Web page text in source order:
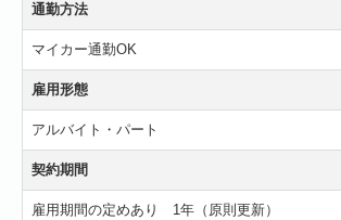
通勤方法
マイカー通勤OK
雇用形態
アルバイト・パート
契約期間
雇用期間の定めあり 1年（原則更新）